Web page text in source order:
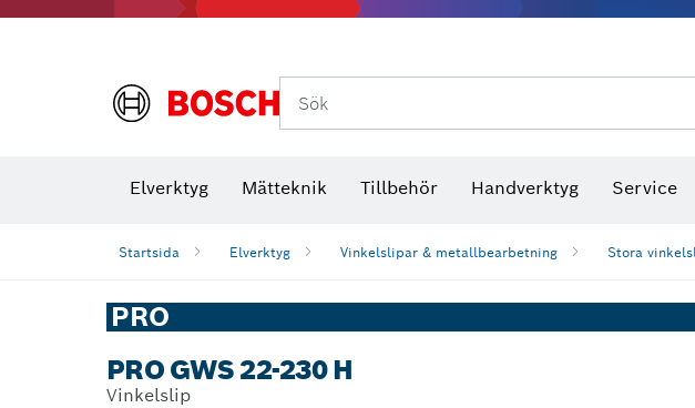
Sök
Elverktyg Mätteknik Tillbehör Handverktyg Service
Startsida Elverktyg Vinkelslipar & metallbearbetning Stora
PRO
PRO GWS 22-230 H
Vinkelslip